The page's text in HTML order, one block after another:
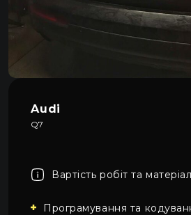
Про автосвітло
Усі категорії
Проводка
Audi
Q7
Вартість робіт та
Програмування та